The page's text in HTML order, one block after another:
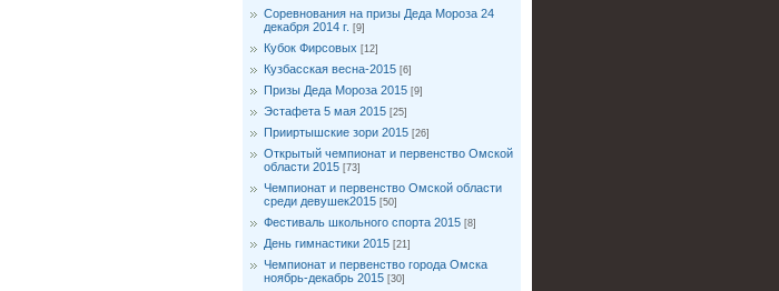
Соревнования на призы Деда Мороза 24
декабря 2014 г. [9]
Кубок Фирсовых [12]
Кузбасская весна-2015 [6]
Призы Деда Мороза 2015 [9]
Эстафета 5 мая 2015 [25]
Прииртышские зори 2015 [26]
Открытый чемпионат и первенство Омской
области 2015 [73]
Чемпионат и первенство Омской области
среди девушек2015 [50]
Фестиваль школьного спорта 2015 [8]
День гимнастики 2015 [21]
Чемпионат и первенство города Омска
ноябрь-декабрь 2015 [30]